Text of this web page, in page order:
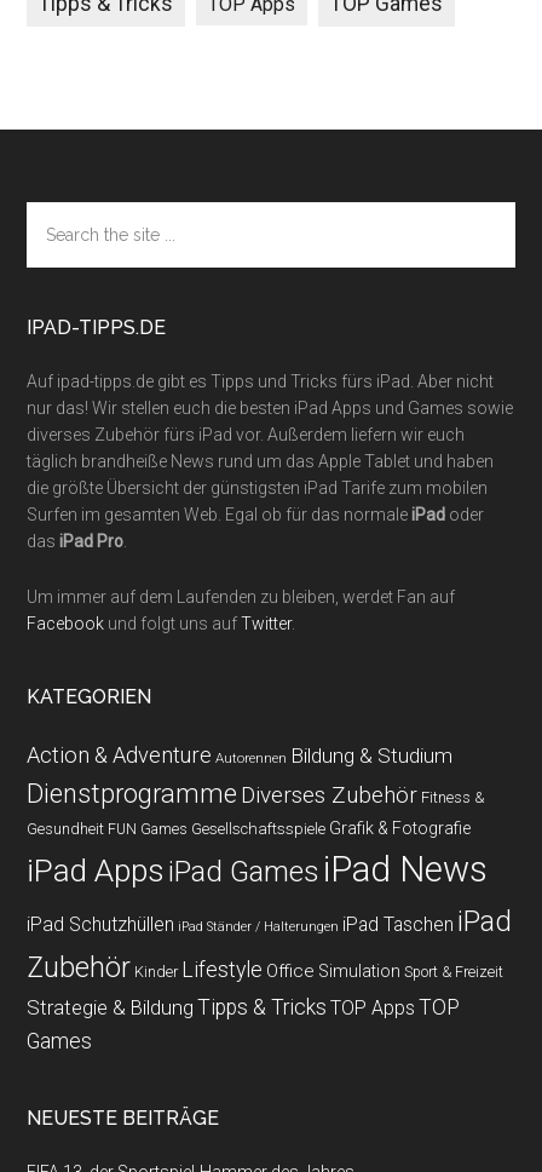
Footer
the
site
IPAD-TIPPS.DE
Auf ipad-tipps.de gibt es Tipps und Tricks fürs iPad. Aber nicht
nur das! Wir stellen euch die besten iPad Apps und Games sowie
diverses Zubehör fürs iPad vor. Außerdem liefern wir euch
täglich brandheiße News rund um das Apple Tablet und haben
die größte Übersicht der günstigsten iPad Tarife zum mobilen
Surfen im gesamten Web. Egal ob für das normaleiPad oder
dasiPad Pro
Um immer auf dem Laufenden zu bleiben, werdet Fan auf
Facebook und folgt uns aufTwitter.
KATEGORIEN
Action & Adventure Autorennen Bildung & Studium
Dienstprogramme Diverses Zubehör Fitness &
Gesundheit FUN Games Gesellschaftsspiele Grafik & Fotografie
iPad Apps iPad Games iPad News
iPad Schutzhüllen iPad Ständer / Halterungen iPad Taschen iPad
Zubehör Kinder Lifestyle Office Simulation Sport & Freizeit
Strategie & Bildung Tipps & Tricks TOP Apps TOP
Games
NEUESTE BEITRÄGE